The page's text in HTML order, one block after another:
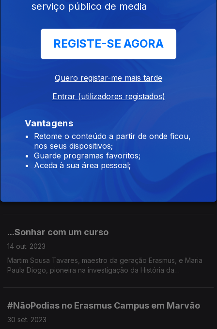
...Defender-te
A juíza jubilada e antiga ministra da Justiça, Francisca Van
Dunem, e o especialista em Estudos Urbanos, António Brito
Guteres reflectem sobre o acesso à Justiça antes e depois do
sobre a liberdade de expressão e a censura.
...Votar
...Sonhar com um curso
14 out. 2023
Martim Sousa Tavares, maestro da geração Erasmus, e Maria
Paula Diogo, pioneira na investigação da História da
#NãoPodias no Erasmus Campus em Marvão
30 set. 2023
serviço público de media
REGISTE-SE AGORA
Quero registar-me mais tarde
Entrar (utilizadores registados)
Vantagens
Retome o conteúdo a partir de onde ficou,
nos seus dispositivos;
Guarde programas favoritos;
Aceda à sua área pessoal;